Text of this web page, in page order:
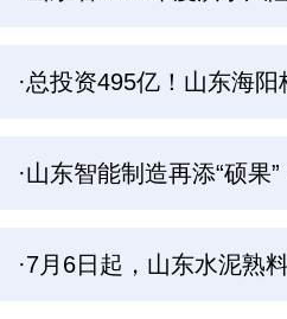
·总投资495亿！山东海
·山东智能制造再添“硕
·7月6日起，山东水泥熟